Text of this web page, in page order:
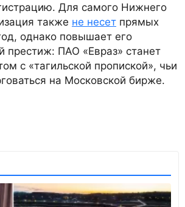
Для самого Нижнего
также не несет прямых
однако повышает его
престиж: ПАО «Евраз» станет
с «тагильской пропиской», чьи
на Московской бирже.